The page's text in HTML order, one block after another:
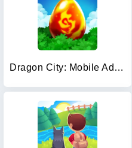
Dragon City: Mobile Adventure